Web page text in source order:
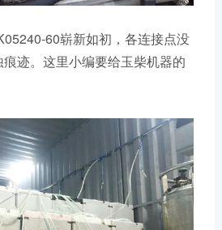
60崭新如初，各连接点没
迹。这里小编要给玉柴机器的